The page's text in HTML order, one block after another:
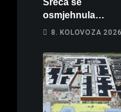
Sreća se
osmjehnula
Bjelovarčaninu:
eura, a osvojio
više od 80 tisuća
eura
8. KOLOVOZA